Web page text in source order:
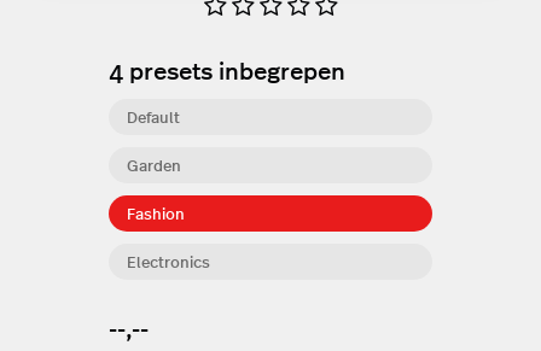
4presets inbegrepen
Garden
Fashion
Electronics
Default
--,--